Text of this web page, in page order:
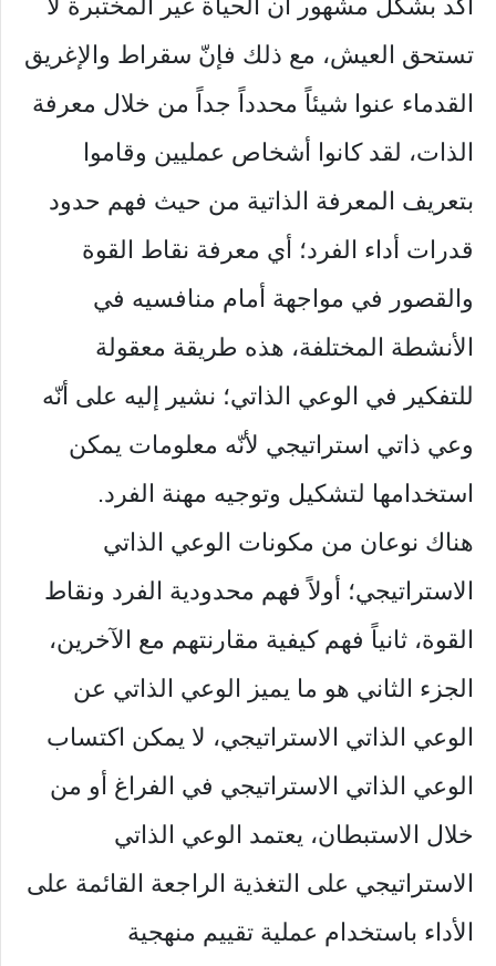
أكد بشكل مشهور أن الحياة غير المختبرة لا
تستحق العيش، مع ذلك فإنّ سقراط والإغريق
القدماء عنوا شيئاً محدداً جداً من خلال معرفة
الذات، لقد كانوا أشخاص عمليين وقاموا
بتعريف المعرفة الذاتية من حيث فهم حدود
قدرات أداء الفرد؛ أي معرفة نقاط القوة
والقصور في مواجهة أمام منافسيه في
الأنشطة المختلفة، هذه طريقة معقولة
للتفكير في الوعي الذاتي؛ نشير إليه على أنّه
وعي ذاتي استراتيجي لأنّه معلومات يمكن
استخدامها لتشكيل وتوجيه مهنة الفرد.
هناك نوعان من مكونات الوعي الذاتي
الاستراتيجي؛ أولاً فهم محدودية الفرد ونقاط
القوة، ثانياً فهم كيفية مقارنتهم مع الآخرين،
الجزء الثاني هو ما يميز الوعي الذاتي عن
الوعي الذاتي الاستراتيجي، لا يمكن اكتساب
الوعي الذاتي الاستراتيجي في الفراغ أو من
خلال الاستبطان، يعتمد الوعي الذاتي
الاستراتيجي على التغذية الراجعة القائمة على
الأداء باستخدام عملية تقييم منهجية